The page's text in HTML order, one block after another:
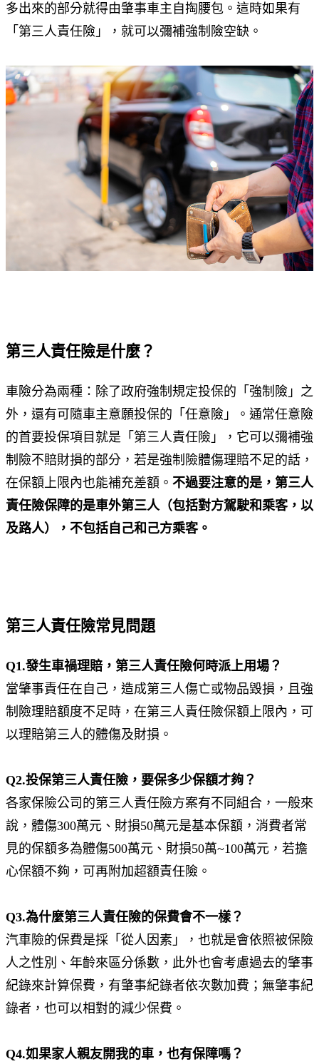
多出來的部分就得由肇事車主自掏腰包。這時如果有
「第三人責任險」，就可以彌補強制險空缺。
第三人責任險是什麼？
車險分為兩種：除了政府強制規定投保的「強制險」之
外，還有可隨車主意願投保的「任意險」。通常任意險
的首要投保項目就是「第三人責任險」，它可以彌補強
制險不賠財損的部分，若是強制險體傷理賠不足的話，
在保額上限內也能補充差額。 不過要注意的是，第三人
責任險保障的是車外第三人（包括對方駕駛和乘客，以
及路人），不包括自己和己方乘客。
第三人責任險常見問題
Q1.發生車禍理賠，第三人責任險何時派上用場？
當肇事責任在自己，造成第三人傷亡或物品毀損，且強
制險理賠額度不足時，在第三人責任險保額上限內，可
以理賠第三人的體傷及財損。
Q2.投保第三人責任險，要保多少保額才夠？
各家保險公司的第三人責任險方案有不同組合，一般來
說，體傷300萬元、財損50萬元是基本保額，消費者常
見的保額多為體傷500萬元、財損50萬~100萬元，若擔
心保額不夠，可再附加超額責任險。
Q3.為什麼第三人責任險的保費會不一樣？
汽車險的保費是採「從人因素」，也就是會依照被保險
人之性別、年齡來區分係數，此外也會考慮過去的肇事
紀錄來計算保費，有肇事紀錄者依次數加費；無肇事紀
錄者，也可以相對的減少保費。
Q4.如果家人親友開我的車，也有保障嗎？